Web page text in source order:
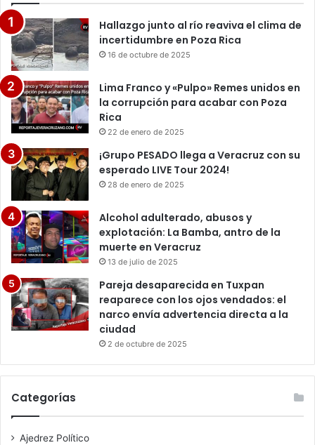
Hallazgo junto al río reaviva el clima de
incertidumbre en Poza Rica
16 de octubre de 2025
Lima Franco y «Pulpo» Remes unidos en
la corrupción para acabar con Poza
Rica
22 de enero de 2025
¡Grupo PESADO llega a Veracruz con su
esperado LIVE Tour 2024!
28 de enero de 2025
Alcohol adulterado, abusos y
explotación: La Bamba, antro de la
muerte en Veracruz
13 de julio de 2025
Pareja desaparecida en Tuxpan
reaparece con los ojos vendados: el
narco envía advertencia directa a la
ciudad
2 de octubre de 2025
Categorías
Ajedrez Político